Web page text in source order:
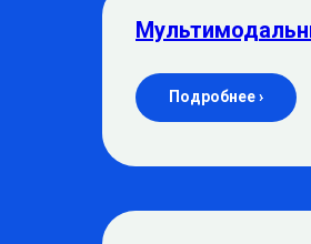
Подробнее ›